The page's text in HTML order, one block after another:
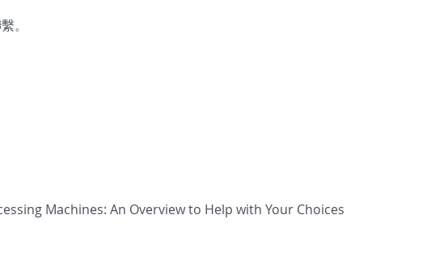
。
Machines: An Overview to Help with Your Choices